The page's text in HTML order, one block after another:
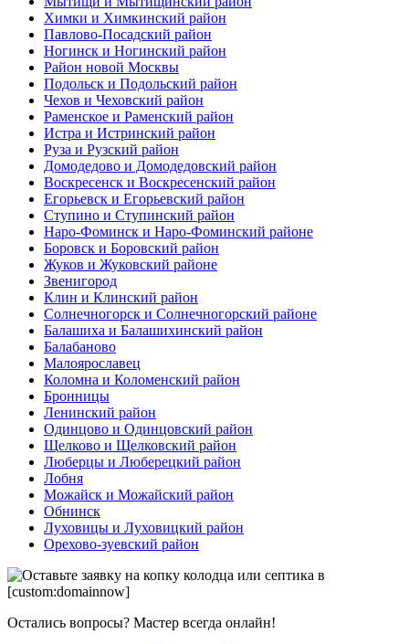
Химки и Химкинский район
Павлово-Посадский район
Ногинск и Ногинский район
Район новой Москвы
Подольск и Подольский район
Чехов и Чеховский район
Раменское и Раменский район
Истра и Истринский район
Руза и Рузский район
Домодедово и Домодедовский район
Воскресенск и Воскресенский район
Егорьевск и Егорьевский район
Ступино и Ступинский район
Наро-Фоминск и Наро-Фоминский районе
Боровск и Боровский район
Жуков и Жуковский районе
Звенигород
Клин и Клинский район
Солнечногорск и Солнечногорский районе
Балашиха и Балашихинский район
Балабаново
Малоярославец
Коломна и Коломенский район
Бронницы
Ленинский район
Одинцово и Одинцовский район
Щелково и Щелковский район
Люберцы и Люберецкий район
Лобня
Можайск и Можайский район
Обнинск
Луховицы и Луховицкий район
Орехово-зуевский район
Остались вопросы? Мастер всегда онлайн!